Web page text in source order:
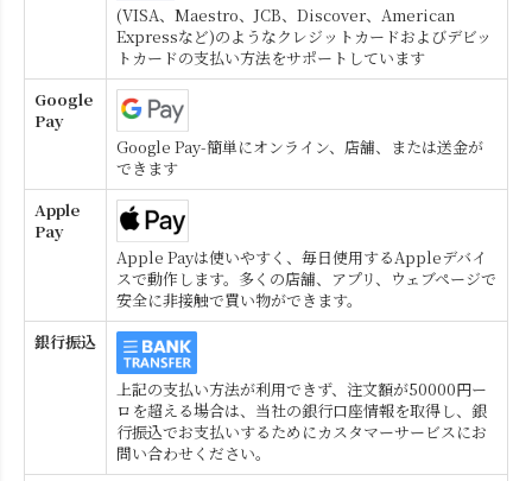
(VISA、Maestro、JCB、Discover、American
Expressなど)のようなクレジットカードおよびデビッ
トカードの支払い方法をサポートしています
Google
Pay
Google Pay-簡単にオンライン、店舗、または送金が
できます
Apple
Pay
Apple Payは使いやすく、毎日使用するAppleデバイ
スで動作します。多くの店舗、アプリ、ウェブページで
安全に非接触で買い物ができます。
銀行振込
上記の支払い方法が利用できず、注文額が50000円ー
ロを超える場合は、当社の銀行口座情報を取得し、銀
行振込でお支払いするためにカスタマーサービスにお
問い合わせください。